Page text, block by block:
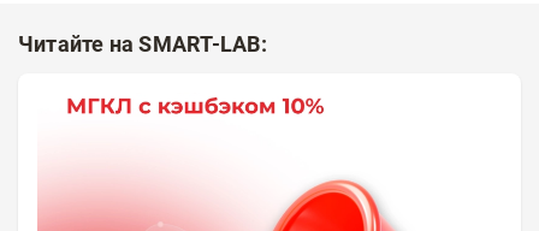
Читайте на SMART-LAB: